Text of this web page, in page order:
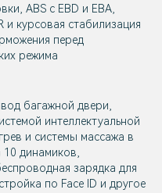
ABS с EBD и EBA,
и курсовая стабилизация
перед
режима
багажной двери,
интеллектуальной
и системы массажа в
10 динамиков,
зарядка для
по Face ID и другое